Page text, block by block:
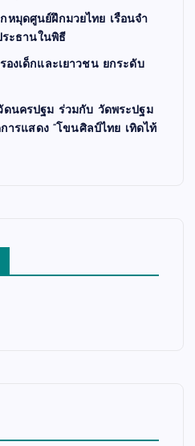
มุดศูนย์ฝึกมวยไทย เรือนจำ
ระธานในพิธี
งเด็กและเยาวชน ยกระดับ
ดนครปฐม ร่วมกับ วัดพระปฐม
ารแสดง “โขนศิลป์ไทย เทิดไท้